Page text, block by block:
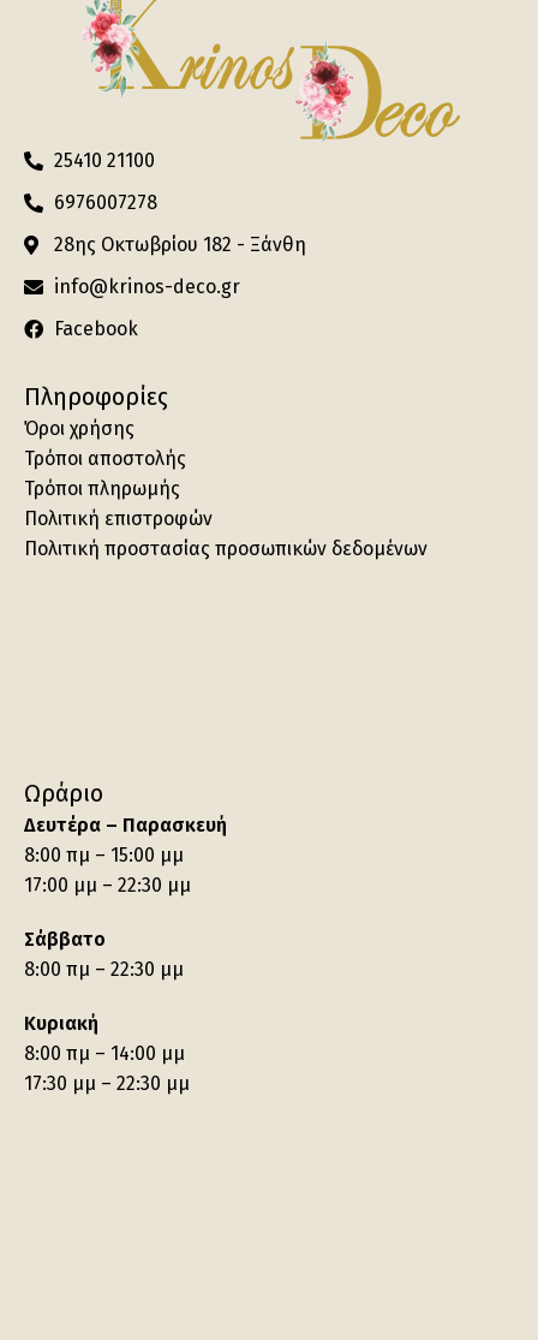
25410 21100
6976007278
28ης Οκτωβρίου 182 - Ξάνθη
info@krinos-deco.gr
Facebook
Πληροφορίες
Όροι χρήσης
Τρόποι αποστολής
Τρόποι πληρωμής
Πολιτική επιστροφών
Πολιτική προστασίας προσωπικών δεδομένων
Ωράριο
Δευτέρα – Παρασκευή
8:00 πμ – 15:00 μμ
17:00 μμ – 22:30 μμ
Σάββατο
8:00 πμ – 22:30 μμ
Κυριακή
8:00 πμ – 14:00 μμ
17:30 μμ – 22:30 μμ